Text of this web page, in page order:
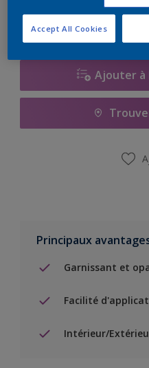
Ajouter à
Principaux
Garnissant et
Facilité
Intérieur/
Accept All Cookies